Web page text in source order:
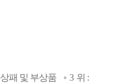
상패 및 부상품 ◦ 3 위 :